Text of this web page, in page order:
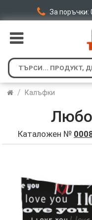
За поръчки:
/ Калъфки
Каталожен №